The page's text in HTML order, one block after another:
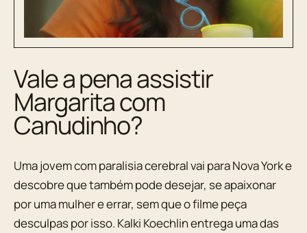
Vale a pena assistir
Margarita com
Canudinho?
Uma jovem com paralisia cerebral vai para Nova York e
descobre que também pode desejar, se apaixonar
por uma mulher e errar, sem que o filme peça
desculpas por isso. Kalki Koechlin entrega uma das